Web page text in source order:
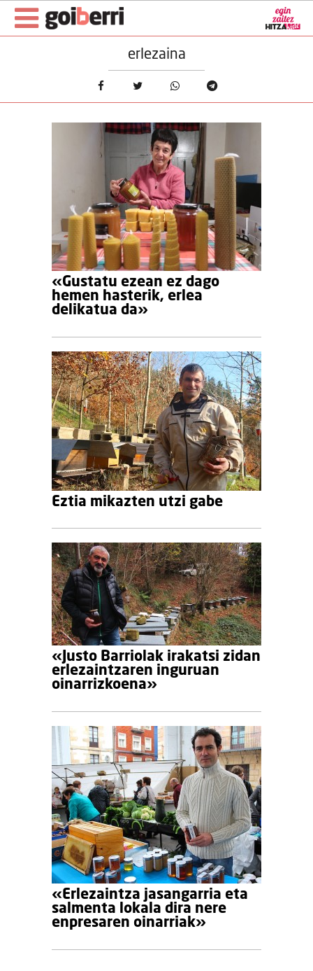
erlezaina
«Gustatu ezean ez dago
hemen hasterik, erlea
delikatua da»
Eztia mikazten utzi gabe
«Justo Barriolak irakatsi zidan
erlezaintzaren inguruan
oinarrizkoena»
«Erlezaintza jasangarria eta
salmenta lokala dira nere
enpresaren oinarriak»